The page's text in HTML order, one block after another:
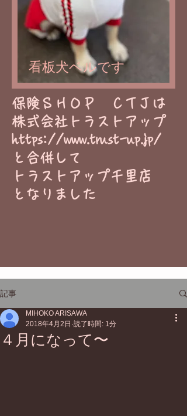
看板犬ベルです
​保険ＳＨＯＰ ＣＴＪは
株式会社トラストアップ
https://www.trust-up.jp/
と合併して
トラストアップ千里店
​となりました
記事
４月になって〜
MIHOKO ARISAWA
2018年4月2日 読了時間: 1分